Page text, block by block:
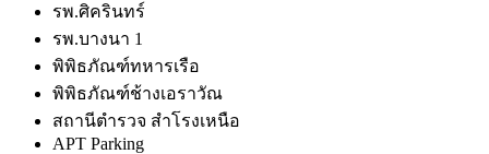
รพ.ศิครินทร์
รพ.บางนา 1
พิพิธภัณฑ์ทหารเรือ
พิพิธภัณฑ์ช้างเอราวัณ
สถานีตำรวจ สำโรงเหนือ
APT Parking